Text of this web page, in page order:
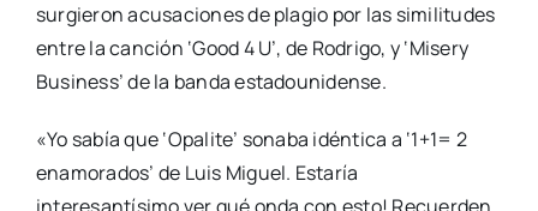
surgieron acusaciones de plagio por las similitudes
entre la canción ‘Good 4 U’, de Rodrigo, y ‘Misery
Business’ de la banda estadounidense.
«Yo sabía que ‘Opalite’ sonaba idéntica a ‘1+1= 2
enamorados’ de Luis Miguel. Estaría